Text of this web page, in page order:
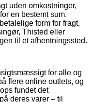
uden omkostninger,
en bestemt sum.
form for fragt,
Thisted eller
til et afhentningssted.
for alle og
flere online outlets, og
fundet det
deres varer – til